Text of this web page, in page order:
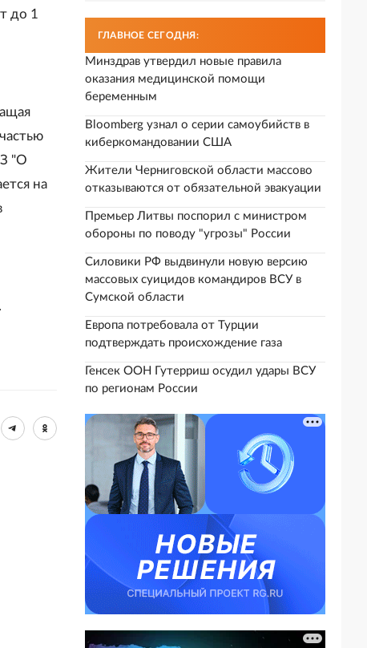
до 1
"О
на
ГЛАВНОЕ СЕГОДНЯ:
Минздрав утвердил новые правила
оказания медицинской помощи
беременным
Bloomberg узнал о серии самоубийств в
киберкомандовании США
Жители Черниговской области массово
отказываются от обязательной эвакуации
Премьер Литвы поспорил с министром
обороны по поводу "угрозы" России
Силовики РФ выдвинули новую версию
массовых суицидов командиров ВСУ в
Сумской области
Европа потребовала от Турции
подтверждать происхождение газа
Генсек ООН Гутерриш осудил удары ВСУ
по регионам России